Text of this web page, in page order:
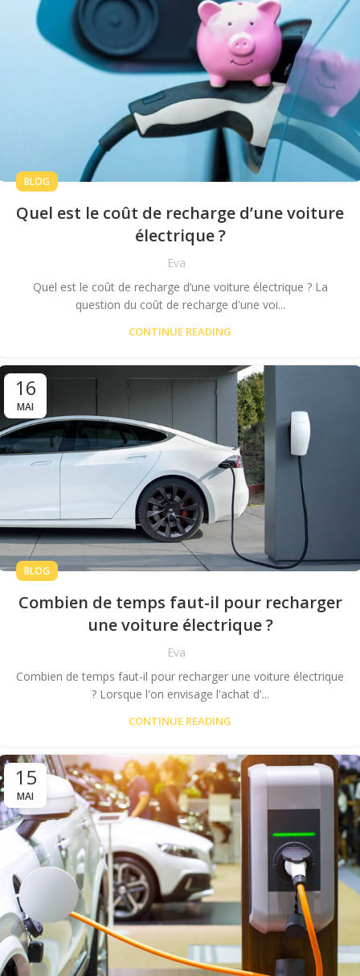
BLOG
Quel est le coût de recharge d’une voiture
électrique ?
Eva
Quel est le coût de recharge d’une voiture électrique ? La
question du coût de recharge d'une voi...
CONTINUE READING
16
MAI
BLOG
Combien de temps faut-il pour recharger
une voiture électrique ?
Eva
Combien de temps faut-il pour recharger une voiture électrique
? Lorsque l'on envisage l'achat d'...
CONTINUE READING
15
MAI